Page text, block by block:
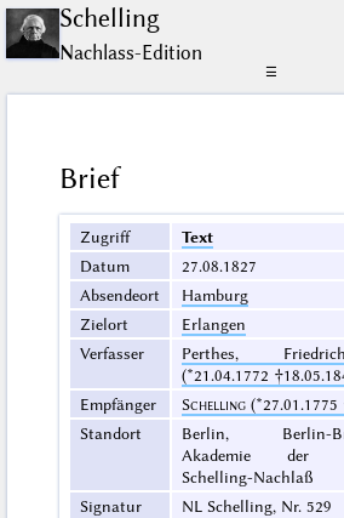
Schelling
Nachlass-Edition
☰
Brief
Zugriff
Text
Datum
27.08.1827
Absendeort
Hamburg
Zielort
Erlangen
Verfasser
Perthes,
(*21.04.1772
Empfänger
Schelling (*27.01.1775
Standort
Berlin, Berlin-
Akademie der
Schelling-Nachlaß
Signatur
NL Schelling, Nr. 529